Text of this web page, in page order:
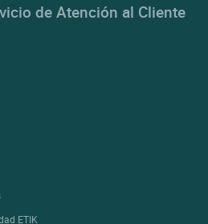
de Atención al Cliente
ETIK